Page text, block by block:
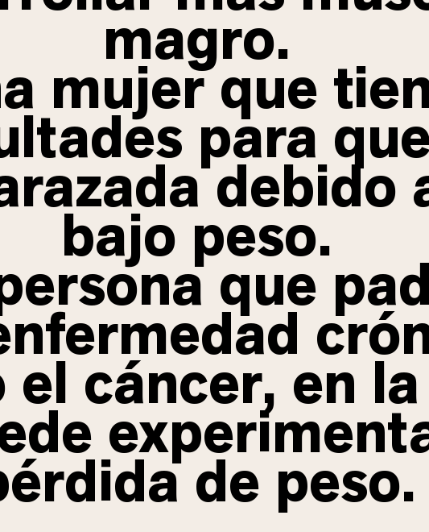
magro.
mujer que
para
debido
bajo peso.
que
el cáncer, en
de peso.